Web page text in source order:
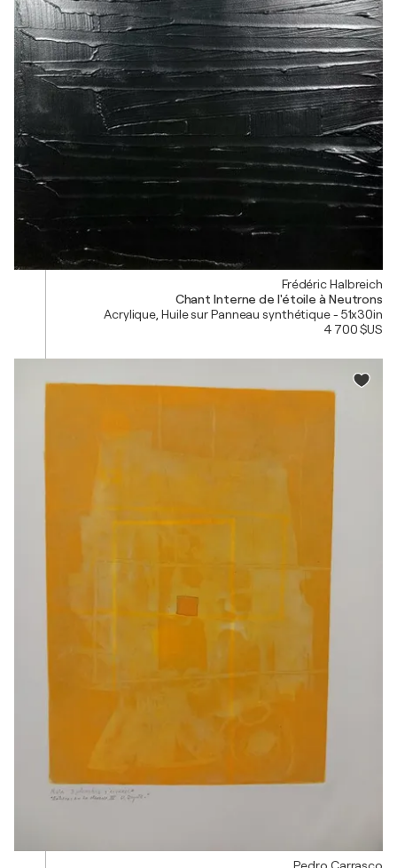
Frédéric Halbreich
Chant Interne de l'étoile à Neutrons
Acrylique, Huile sur Panneau synthétique - 51x30in
4 700 $US
Pedro Carrasco